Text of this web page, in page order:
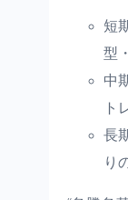
短
型
中
ト
長
り